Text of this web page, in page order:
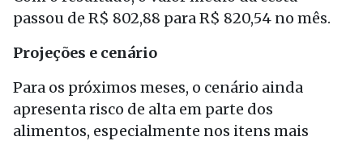
passou de R$ 802,88 para R$ 820,54 no mês.
Projeções e cenário
Para os próximos meses, o cenário ainda
apresenta risco de alta em parte dos
alimentos, especialmente nos itens mais